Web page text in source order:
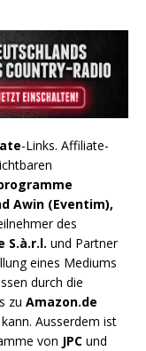
-Links. Affiliate-
Awin (Eventim),
des
S.à.r.l. und Partner
eines Mediums
durch die
zu Amazon.de
Ausserdem ist
von JPC und